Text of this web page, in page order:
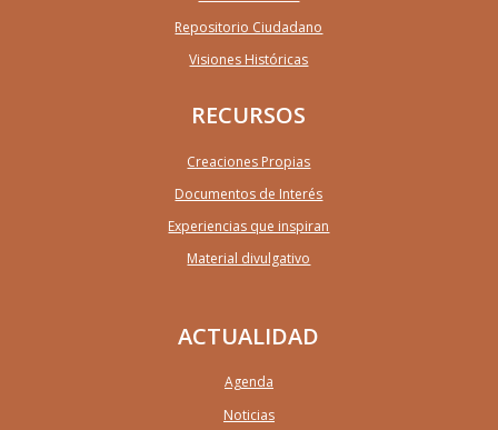
Repositorio Ciudadano
Visiones Históricas
RECURSOS
Creaciones Propias
Documentos de Interés
Experiencias que inspiran
Material divulgativo
ACTUALIDAD
Agenda
Noticias